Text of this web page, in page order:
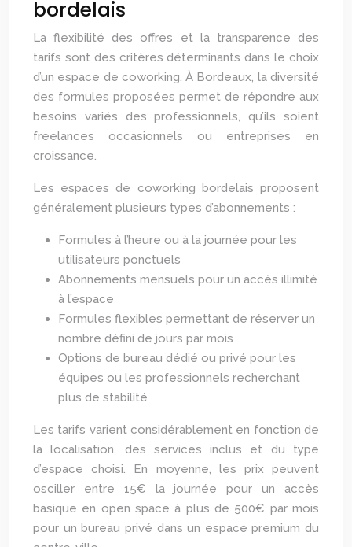
bordelais
La flexibilité des offres et la transparence des
tarifs sont des critères déterminants dans le choix
d’un espace de coworking. À Bordeaux, la diversité
des formules proposées permet de répondre aux
besoins variés des professionnels, qu’ils soient
freelances occasionnels ou entreprises en
croissance.
Les espaces de coworking bordelais proposent
généralement plusieurs types d’abonnements :
Formules à l’heure ou à la journée pour les
utilisateurs ponctuels
Abonnements mensuels pour un accès illimité
à l’espace
Formules flexibles permettant de réserver un
nombre défini de jours par mois
Options de bureau dédié ou privé pour les
équipes ou les professionnels recherchant
plus de stabilité
Les tarifs varient considérablement en fonction de
la localisation, des services inclus et du type
d’espace choisi. En moyenne, les prix peuvent
osciller entre 15€ la journée pour un accès
basique en open space à plus de 500€ par mois
pour un bureau privé dans un espace premium du